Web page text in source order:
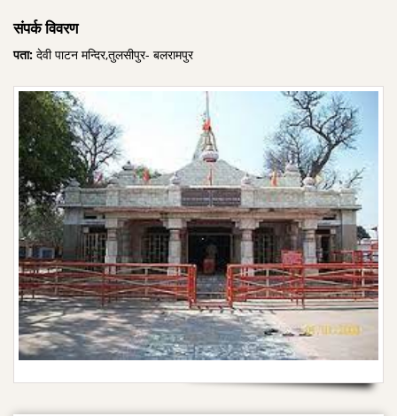
संपर्क विवरण
पता: देवी पाटन मन्दिर,तुलसीपुर- बलरामपुर